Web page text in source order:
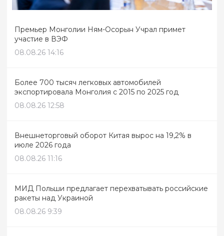
Премьер Монголии Ням-Осорын Учрал примет
участие в ВЭФ
08.08.26 14:16
Более 700 тысяч легковых автомобилей
экспортировала Монголия с 2015 по 2025 год
08.08.26 12:58
Внешнеторговый оборот Китая вырос на 19,2% в
июле 2026 года
08.08.26 11:16
МИД Польши предлагает перехватывать российские
ракеты над Украиной
08.08.26 9:39